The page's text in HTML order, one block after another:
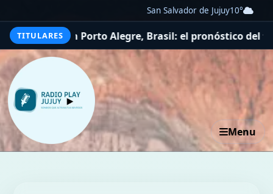
San Salvador de Jujuy10°
TITULARESBrasil: el pronóstico del tiempo para este
Menu